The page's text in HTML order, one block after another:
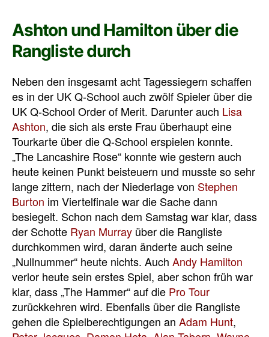
Ashton und Hamilton über die
Rangliste durch
Neben den insgesamt acht Tagessiegern schaffen
es in der UK Q-School auch zwölf Spieler über die
UK Q-School Order of Merit. Darunter auch Lisa
Ashton, die sich als erste Frau überhaupt eine
Tourkarte über die Q-School erspielen konnte.
„The Lancashire Rose“ konnte wie gestern auch
heute keinen Punkt beisteuern und musste so sehr
lange zittern, nach der Niederlage von Stephen
Burton im Viertelfinale war die Sache dann
besiegelt. Schon nach dem Samstag war klar, dass
der Schotte Ryan Murray über die Rangliste
durchkommen wird, daran änderte auch seine
„Nullnummer“ heute nichts. Auch Andy Hamilton
verlor heute sein erstes Spiel, aber schon früh war
klar, dass „The Hammer“ auf die Pro Tour
zurückkehren wird. Ebenfalls über die Rangliste
gehen die Spielberechtigungen an Adam Hunt,